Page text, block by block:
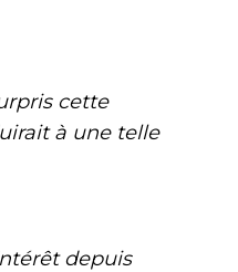
cette
à une telle
depuis